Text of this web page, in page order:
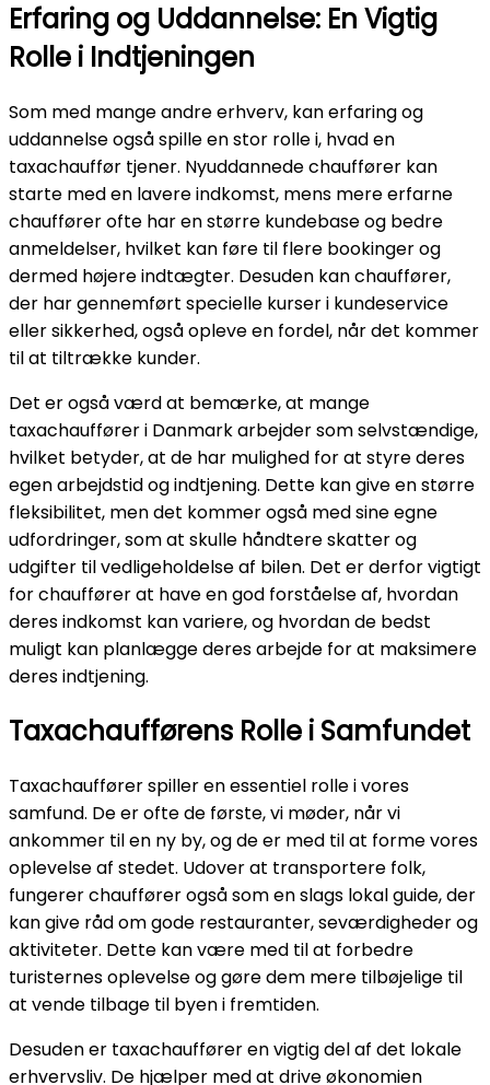
Erfaring og Uddannelse: En Vigtig
Rolle i Indtjeningen
Som med mange andre erhverv, kan erfaring og
uddannelse også spille en stor rolle i, hvad en
taxachauffør tjener. Nyuddannede chauffører kan
starte med en lavere indkomst, mens mere erfarne
chauffører ofte har en større kundebase og bedre
anmeldelser, hvilket kan føre til flere bookinger og
dermed højere indtægter. Desuden kan chauffører,
der har gennemført specielle kurser i kundeservice
eller sikkerhed, også opleve en fordel, når det kommer
til at tiltrække kunder.
Det er også værd at bemærke, at mange
taxachauffører i Danmark arbejder som selvstændige,
hvilket betyder, at de har mulighed for at styre deres
egen arbejdstid og indtjening. Dette kan give en større
fleksibilitet, men det kommer også med sine egne
udfordringer, som at skulle håndtere skatter og
udgifter til vedligeholdelse af bilen. Det er derfor vigtigt
for chauffører at have en god forståelse af, hvordan
deres indkomst kan variere, og hvordan de bedst
muligt kan planlægge deres arbejde for at maksimere
deres indtjening.
Taxachaufførens Rolle i Samfundet
Taxachauffører spiller en essentiel rolle i vores
samfund. De er ofte de første, vi møder, når vi
ankommer til en ny by, og de er med til at forme vores
oplevelse af stedet. Udover at transportere folk,
fungerer chauffører også som en slags lokal guide, der
kan give råd om gode restauranter, seværdigheder og
aktiviteter. Dette kan være med til at forbedre
turisternes oplevelse og gøre dem mere tilbøjelige til
at vende tilbage til byen i fremtiden.
Desuden er taxachauffører en vigtig del af det lokale
erhvervsliv. De hjælper med at drive økonomien